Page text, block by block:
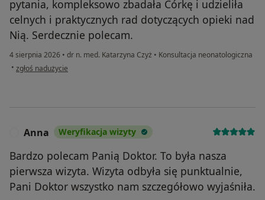
pytania, kompleksowo zbadała Córkę i udzieliła
celnych i praktycznych rad dotyczących opieki nad
Nią. Serdecznie polecam.
4 sierpnia 2026 • dr n. med. Katarzyna Czyż • Konsultacja neonatologiczna
• w opinii użytkownika Kamil
zgłoś nadużycie
Anna Weryfikacja wizyty
Bardzo polecam Panią Doktor. To była nasza
pierwsza wizyta. Wizyta odbyła się punktualnie,
Pani Doktor wszystko nam szczegółowo wyjaśniła.